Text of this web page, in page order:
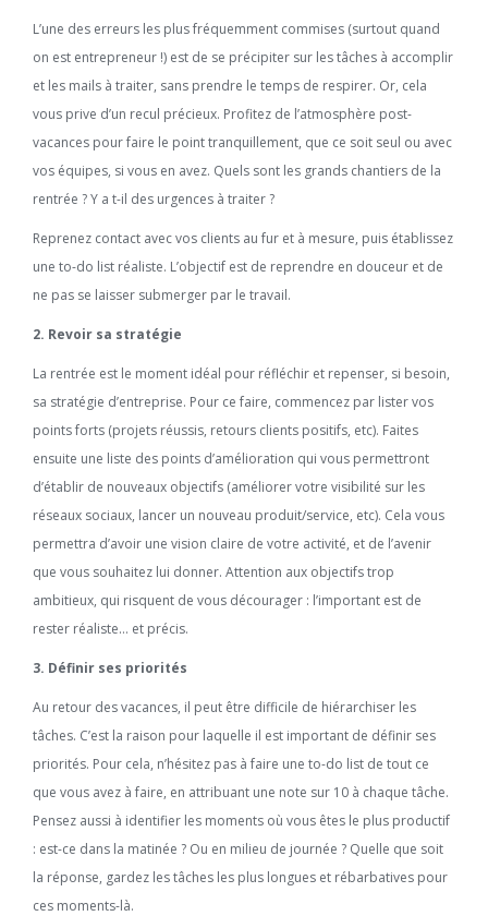
L’une des erreurs les plus fréquemment commises (surtout quand
on est entrepreneur !) est de se précipiter sur les tâches à accomplir
et les mails à traiter, sans prendre le temps de respirer. Or, cela
vous prive d’un recul précieux. Profitez de l’atmosphère post-
vacances pour faire le point tranquillement, que ce soit seul ou avec
vos équipes, si vous en avez. Quels sont les grands chantiers de la
rentrée ? Y a t-il des urgences à traiter ?
Reprenez contact avec vos clients au fur et à mesure, puis établissez
une to-do list réaliste. L’objectif est de reprendre en douceur et de
ne pas se laisser submerger par le travail.
2. Revoir sa stratégie
La rentrée est le moment idéal pour réfléchir et repenser, si besoin,
sa stratégie d’entreprise. Pour ce faire, commencez par lister vos
points forts (projets réussis, retours clients positifs, etc). Faites
ensuite une liste des points d’amélioration qui vous permettront
d’établir de nouveaux objectifs (améliorer votre visibilité sur les
réseaux sociaux, lancer un nouveau produit/service, etc). Cela vous
permettra d’avoir une vision claire de votre activité, et de l’avenir
que vous souhaitez lui donner. Attention aux objectifs trop
ambitieux, qui risquent de vous décourager : l’important est de
rester réaliste… et précis.
3. Définir ses priorités
Au retour des vacances, il peut être difficile de hiérarchiser les
tâches. C’est la raison pour laquelle il est important de définir ses
priorités. Pour cela, n’hésitez pas à faire une to-do list de tout ce
que vous avez à faire, en attribuant une note sur 10 à chaque tâche.
Pensez aussi à identifier les moments où vous êtes le plus productif
: est-ce dans la matinée ? Ou en milieu de journée ? Quelle que soit
la réponse, gardez les tâches les plus longues et rébarbatives pour
ces moments-là.